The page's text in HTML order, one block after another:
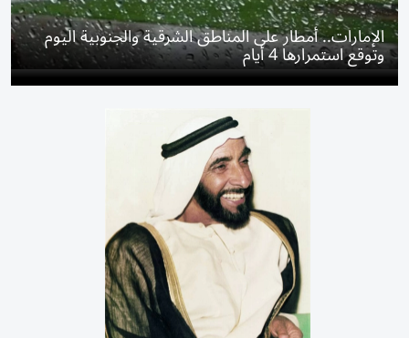
الإمارات.. أمطار على المناطق الشرقية والجنوبية اليوم
وتوقع استمرارها 4 أيام